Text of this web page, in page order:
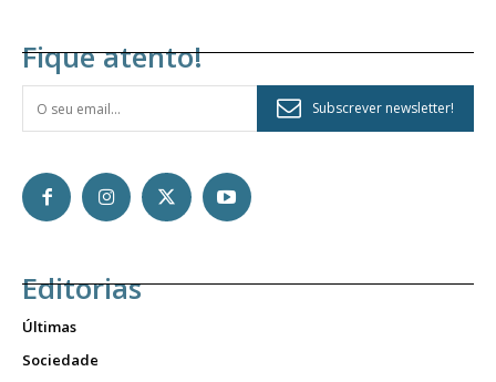
Fique atento!
Subscrever newsletter!
Editorias
Últimas
Sociedade